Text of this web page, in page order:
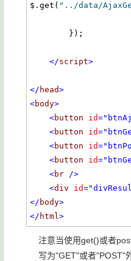
$.get( "../data/
</script>
</ head>
<body>
<button id
<button id
<button id
<button id
<br />
<div id
</ body>
</ html>
注意当使用get()或者
写为"GET"或者"POST"